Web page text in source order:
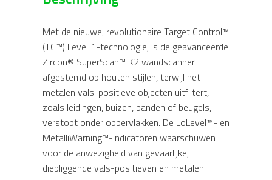
Met de nieuwe, revolutionaire Target Control™
(TC™) Level 1-technologie, is de geavanceerde
Zircon® SuperScan™ K2 wandscanner
afgestemd op houten stijlen, terwijl het
metalen vals-positieve objecten uitfiltert,
zoals leidingen, buizen, banden of beugels,
verstopt onder oppervlakken. De LoLevel™- en
MetalliWarning™-indicatoren waarschuwen
voor de anwezigheid van gevaarlijke,
diepliggende vals-positieven en metalen